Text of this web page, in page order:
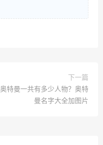
下一篇
奥特曼一共有多少人物？奥特
曼名字大全加图片